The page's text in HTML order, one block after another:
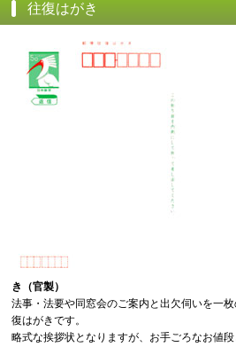
往復はがき
き（官製）
法事・法要や同窓会のご案内と出欠伺いを一
復はがきです。
略式な挨拶状となりますが、お手ごろなお値